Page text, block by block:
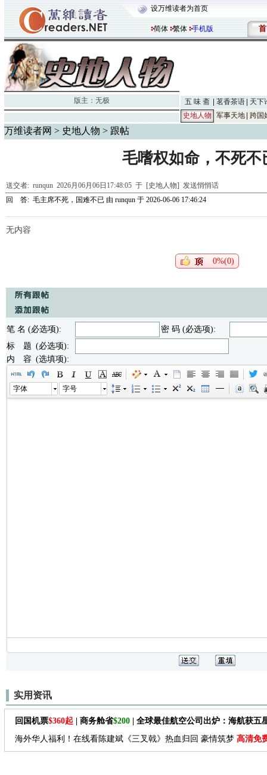
设万维读者为首页
简体 繁体 手机版 首
版主： 无极 五 味 斋 茗香茶语
天下
史地人物
军事天地 跨国
万维读者网 > 史地人物 > 跟帖
毛嗜权如命，不死不
送交者: runqun 2026月06月06日17:48:05 于 [史地人物] 发送悄悄话
回 答: 毛主席不死，国难不已 由 runqun 于 2026-06-06 17:46:24
无内容
0%(0)
笔 名 (必选项):
密 码 (必选项):
标 题 (必选项):
内 容 (选填项):
字体 字号
实用资讯
回国机票$360起 | 商务舱省$200 | 全球最佳航空公司出炉：海航获五
海外华人福利！在线看陈建斌《三叉戟》热血归回 豪情筑梦 高清免